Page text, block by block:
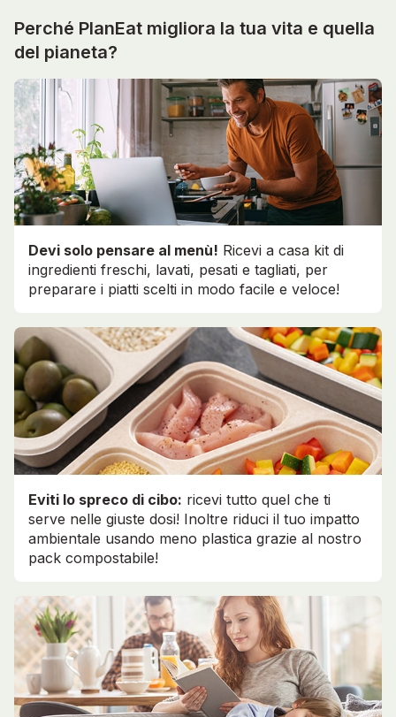
Perché PlanEat migliora la tua vita e quella
del pianeta?
Devi solo pensare al menù! Ricevi a casa kit di
ingredienti freschi, lavati, pesati e tagliati, per
preparare i piatti scelti in modo facile e veloce!
Eviti lo spreco di cibo: ricevi tutto quel che ti
serve nelle giuste dosi! Inoltre riduci il tuo impatto
ambientale usando meno plastica grazie al nostro
pack compostabile!